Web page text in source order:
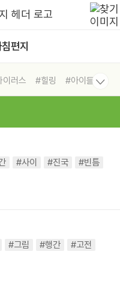
편지
이러스 #힐링
#아이들
#사이 #진국
#빈틈
#그림 #행간
#고전